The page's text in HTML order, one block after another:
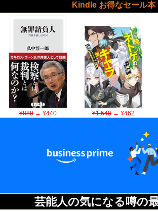
Kindle お得なセール本
¥880→ ¥440 ¥1,540→ ¥462
芸能人の気になる噂の